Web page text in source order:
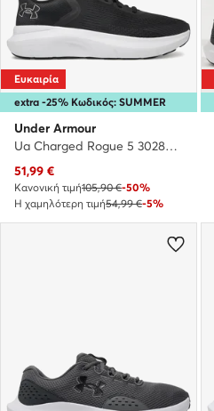
extra -25% Κωδικός: SUMMER
Ευκαιρία
Under Armour
Ua Charged Rogue 5 3028256 · Παπούτσια για Τρέξιμο
Τρέχουσα τιμή
51,99 €
Κανονική τιμή105,90 €-50%
Η χαμηλότερη τιμή54,99 €-5%